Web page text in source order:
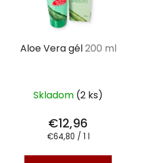
Aloe Vera gél200 ml
Skladom (2 ks)
€12,96
Jednotková
€64,80 / 1 l